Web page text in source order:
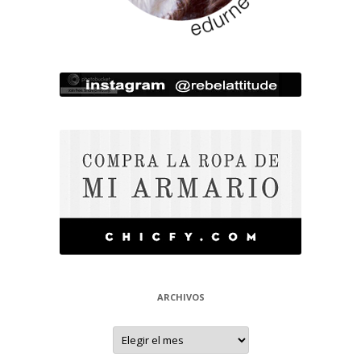
ARCHIVOS
Archivos